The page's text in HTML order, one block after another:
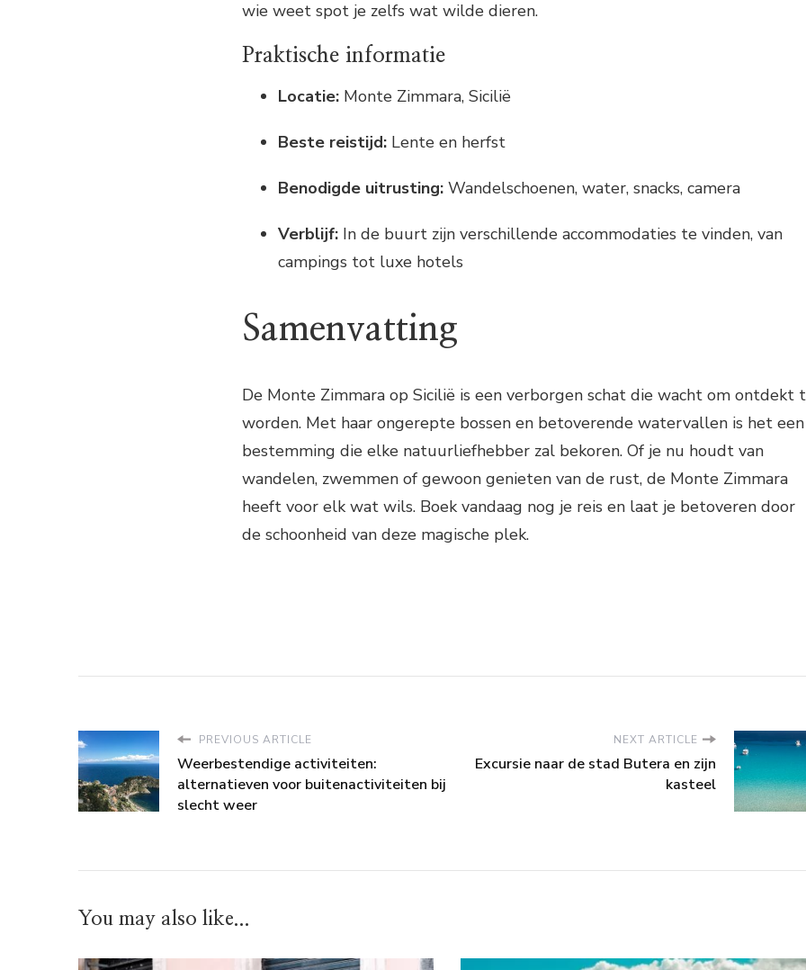
wie weet spot je zelfs wat wilde dieren.
Praktische informatie
Locatie: Monte Zimmara, Sicilië
Beste reistijd: Lente en herfst
Benodigde uitrusting: Wandelschoenen, water, snacks, camera
Verblijf: In de buurt zijn verschillende accommodaties te vinden, van
campings tot luxe hotels
Samenvatting
De Monte Zimmara op Sicilië is een verborgen schat die wacht om ontdekt
worden. Met haar ongerepte bossen en betoverende watervallen is het een
bestemming die elke natuurliefhebber zal bekoren. Of je nu houdt van
wandelen, zwemmen of gewoon genieten van de rust, de Monte Zimmara
heeft voor elk wat wils. Boek vandaag nog je reis en laat je betoveren door
de schoonheid van deze magische plek.
PREVIOUS ARTICLE
Weerbestendige activiteiten:
alternatieven voor buitenactiviteiten bij
slecht weer
NEXT ARTICLE
Excursie naar de stad Butera en zijn
kasteel
You may also like...